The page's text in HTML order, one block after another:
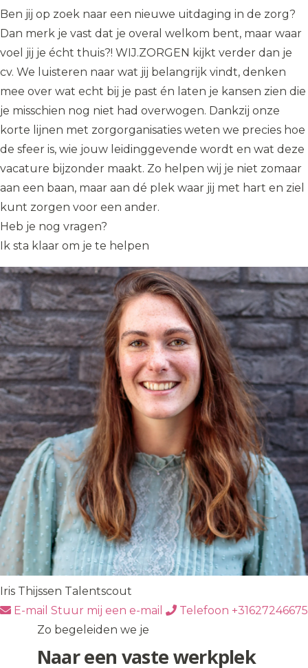
Ben jij op zoek naar een nieuwe uitdaging in de zorg?
Dan merk je vast dat je overal welkom bent, maar waar
voel jij je écht thuis?! WIJ.ZORGEN kijkt verder dan je
cv. We luisteren naar wat jij belangrijk vindt, denken
mee over wat echt bij je past én laten je kansen zien die
je misschien nog niet had overwogen. Dankzij onze
korte lijnen met zorgorganisaties weten we precies hoe
de sfeer is, wie jouw leidinggevende wordt en wat deze
vacature bijzonder maakt. Zo helpen wij je niet zomaar
aan een baan, maar aan dé plek waar jij met hart en ziel
kunt zorgen voor een ander.
Heb je nog vragen?
Ik sta klaar om je te helpen
Iris Thijssen Talentscout
E-mail Stuur mij een e-mail Telefoon +31627246675
Zo begeleiden we je
Naar een vaste werkplek